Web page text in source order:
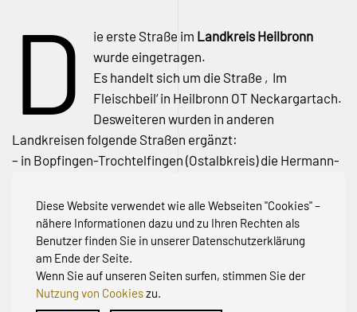
Diese Website verwendet wie alle Webseiten "Cookies" –
nähere Informationen dazu und zu Ihren Rechten als
Benutzer finden Sie in unserer Datenschutzerklärung
am Ende der Seite.
Wenn Sie auf unseren Seiten surfen, stimmen Sie der
Nutzung von Cookieszu.
D ie erste Straße im Landkreis Heilbronn
wurde eingetragen.
Es handelt sich um die Straße ‚Im
Fleischbeil‘ in Heilbronn OT Neckargartach.
Desweiteren wurden in anderen
Landkreisen folgende Straßen ergänzt:
– in Bopfingen-Trochtelfingen (Ostalbkreis) die Hermann-
– in Wellendingen (Kreis Rottweil) die Neufraer Straße und
– in Neuenbürg-Arnbach (Kreis Lörrach) den Zwerchweg